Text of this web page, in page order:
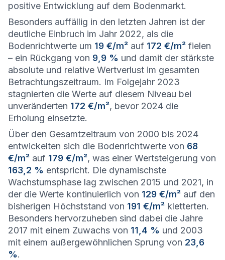
positive Entwicklung auf dem Bodenmarkt.
Besonders auffällig in den letzten Jahren ist der
deutliche Einbruch im Jahr 2022, als die
Bodenrichtwerte um 19 €/m² auf 172 €/m² fielen
– ein Rückgang von 9,9 % und damit der stärkste
absolute und relative Wertverlust im gesamten
Betrachtungszeitraum. Im Folgejahr 2023
stagnierten die Werte auf diesem Niveau bei
unveränderten 172 €/m², bevor 2024 die
Erholung einsetzte.
Über den Gesamtzeitraum von 2000 bis 2024
entwickelten sich die Bodenrichtwerte von 68
€/m² auf 179 €/m², was einer Wertsteigerung von
163,2 % entspricht. Die dynamischste
Wachstumsphase lag zwischen 2015 und 2021, in
der die Werte kontinuierlich von 129 €/m² auf den
bisherigen Höchststand von 191 €/m² kletterten.
Besonders hervorzuheben sind dabei die Jahre
2017 mit einem Zuwachs von 11,4 % und 2003
mit einem außergewöhnlichen Sprung von 23,6
%.